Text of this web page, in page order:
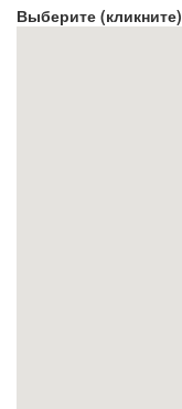
Выберите (кликните)